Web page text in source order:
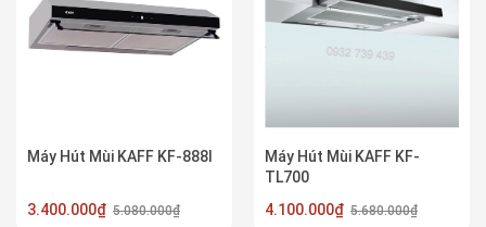
Máy Hút Mùi KAFF KF-888I
3.400.000₫ 5.080.000₫
Máy Hút Mùi KAFF KF-
TL700
4.100.000₫ 5.680.000₫